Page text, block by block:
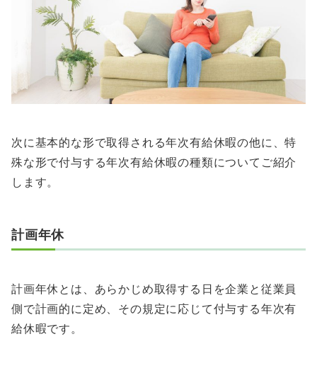
次に基本的な形で取得される年次有給休暇の他に、特
殊な形で付与する年次有給休暇の種類についてご紹介
します。
計画年休
計画年休とは、あらかじめ取得する日を企業と従業員
側で計画的に定め、その規定に応じて付与する年次有
給休暇です。